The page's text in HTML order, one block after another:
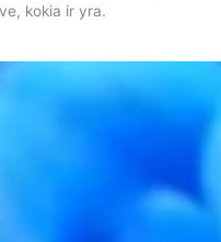
kokia ir yra.